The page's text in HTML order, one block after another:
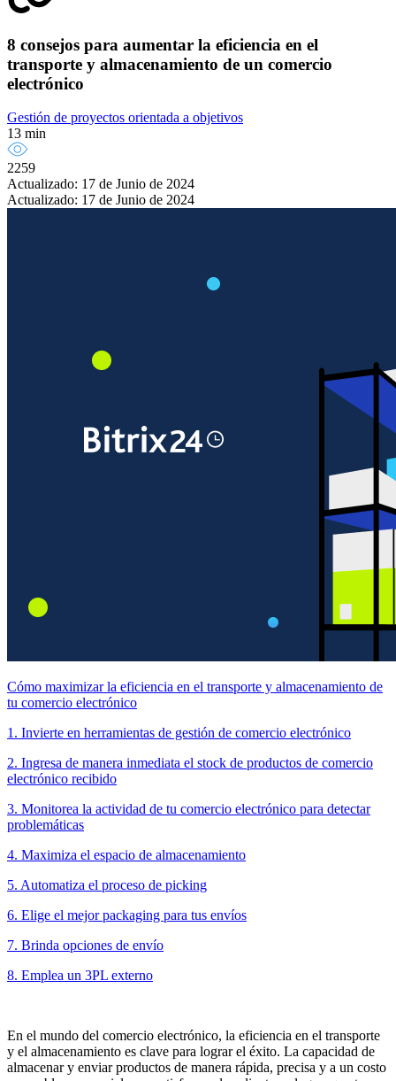
8 consejos para aumentar la eficiencia en el
transporte y almacenamiento de un comercio
electrónico
Gestión de proyectos orientada a objetivos
13 min
2259
Actualizado: 17 de Junio de 2024
Actualizado: 17 de Junio de 2024
Cómo maximizar la eficiencia en el transporte y almacenamiento de
tu comercio electrónico
1. Invierte en herramientas de gestión de comercio electrónico
2. Ingresa de manera inmediata el stock de productos de comercio
electrónico recibido
3. Monitorea la actividad de tu comercio electrónico para detectar
problemáticas
4. Maximiza el espacio de almacenamiento
5. Automatiza el proceso de picking
6. Elige el mejor packaging para tus envíos
7. Brinda opciones de envío
8. Emplea un 3PL externo
En el mundo del comercio electrónico, la eficiencia en el transporte
y el almacenamiento es clave para lograr el éxito. La capacidad de
almacenar y enviar productos de manera rápida, precisa y a un costo